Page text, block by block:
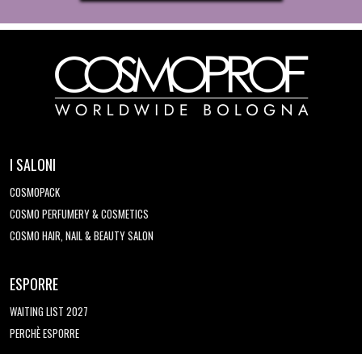
I SALONI
COSMOPACK
COSMO PERFUMERY & COSMETICS
COSMO HAIR, NAIL & BEAUTY SALON
ESPORRE
WAITING LIST 2027
PERCHÈ ESPORRE